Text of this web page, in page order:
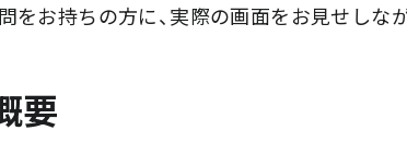
をお持ちの方に、実際の画面をお見せしな
要